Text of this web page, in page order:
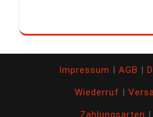
Impressum | AGB |
Wiederruf |
Zahlungsarten |